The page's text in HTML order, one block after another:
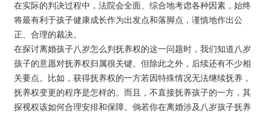
在实际的判决过程中，法院会全面、综合地考虑各种因素，始终
将最有利于孩子健康成长作为出发点和落脚点，谨慎地作出公
正、合理的裁决。
在探讨离婚孩子八岁怎么判抚养权的这一问题时，我们知道八岁
孩子的意愿对抚养权归属很关键。但除此之外，后续还有不少相
关要点。比如，获得抚养权的一方若因特殊情况无法继续抚养，
抚养权变更的程序是怎样的。而且，不直接抚养孩子的一方，其
探视权该如何合理安排和保障。倘若你在离婚涉及八岁孩子抚养